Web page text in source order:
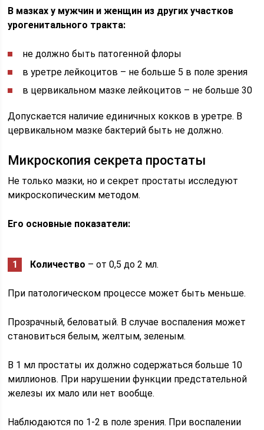
В мазках у мужчин и женщин из других участков
урогенитального тракта:
не должно быть патогенной флоры
в уретре лейкоцитов – не больше 5 в поле зрения
в цервикальном мазке лейкоцитов – не больше 30
Допускается наличие единичных кокков в уретре. В
цервикальном мазке бактерий быть не должно.
Микроскопия секрета простаты
Не только мазки, но и секрет простаты исследуют
микроскопическим методом.
Его основные показатели:
Количество – от 0,5 до 2 мл.
При патологическом процессе может быть меньше.
Прозрачный, беловатый. В случае воспаления может
становиться белым, желтым, зеленым.
В 1 мл простаты их должно содержаться больше 10
миллионов. При нарушении функции предстательной
железы их мало или нет вообще.
Наблюдаются по 1-2 в поле зрения. При воспалении